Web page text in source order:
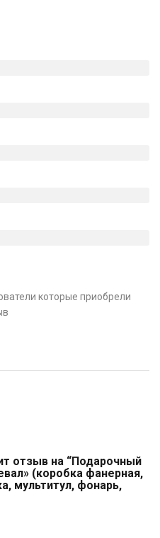
которые приобрели
отзыв на “Подарочный
(коробка фанерная,
мультитул, фонарь,